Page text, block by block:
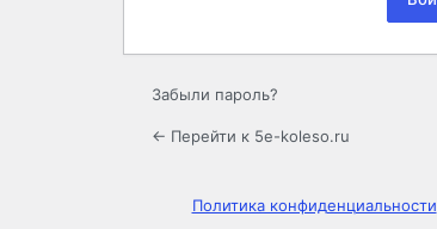
Забыли пароль?
← Перейти к 5e-koleso.ru
Политика конфиденциальности